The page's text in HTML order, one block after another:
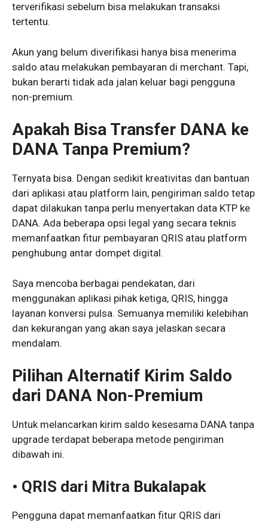
terverifikasi sebelum bisa melakukan transaksi
tertentu.
Akun yang belum diverifikasi hanya bisa menerima
saldo atau melakukan pembayaran di merchant. Tapi,
bukan berarti tidak ada jalan keluar bagi pengguna
non-premium.
Apakah Bisa Transfer DANA ke
DANA Tanpa Premium?
Ternyata bisa. Dengan sedikit kreativitas dan bantuan
dari aplikasi atau platform lain, pengiriman saldo tetap
dapat dilakukan tanpa perlu menyertakan data KTP ke
DANA. Ada beberapa opsi legal yang secara teknis
memanfaatkan fitur pembayaran QRIS atau platform
penghubung antar dompet digital.
Saya mencoba berbagai pendekatan, dari
menggunakan aplikasi pihak ketiga, QRIS, hingga
layanan konversi pulsa. Semuanya memiliki kelebihan
dan kekurangan yang akan saya jelaskan secara
mendalam.
Pilihan Alternatif Kirim Saldo
dari DANA Non-Premium
Untuk melancarkan kirim saldo kesesama DANA tanpa
upgrade terdapat beberapa metode pengiriman
dibawah ini.
• QRIS dari Mitra Bukalapak
Pengguna dapat memanfaatkan fitur QRIS dari